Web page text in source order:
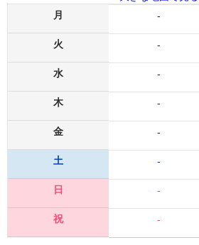
月
火
水
木
金
土
日
祝
-
-
-
-
-
-
-
-